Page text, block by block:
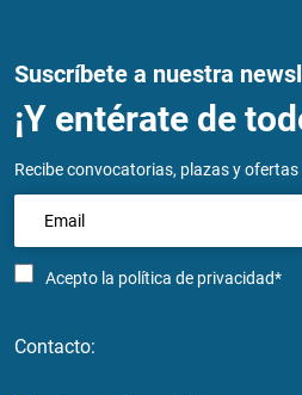
Suscríbete a nuestra
¡Y entérate de
Recibe convocatorias, plazas y
Acepto la política de privacidad*
Contacto: